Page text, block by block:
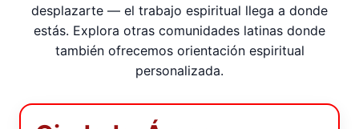
desplazarte — el trabajo espiritual llega a donde
estás. Explora otras comunidades latinas donde
también ofrecemos orientación espiritual
personalizada.